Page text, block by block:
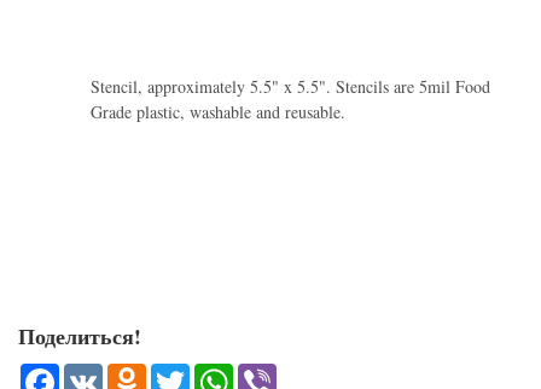
Stencil, approximately 5.5" x 5.5". Stencils are 5mil Food
Grade plastic, washable and reusable.
Поделиться!
Facebook
VK Odnoklassniki
TwitterWhatsApp